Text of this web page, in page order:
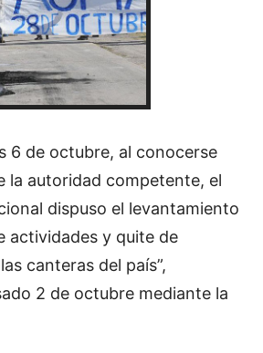
6 de octubre, al conocerse
la autoridad competente, el
dispuso el levantamiento
actividades y quite de
canteras del país”,
2 de octubre mediante la